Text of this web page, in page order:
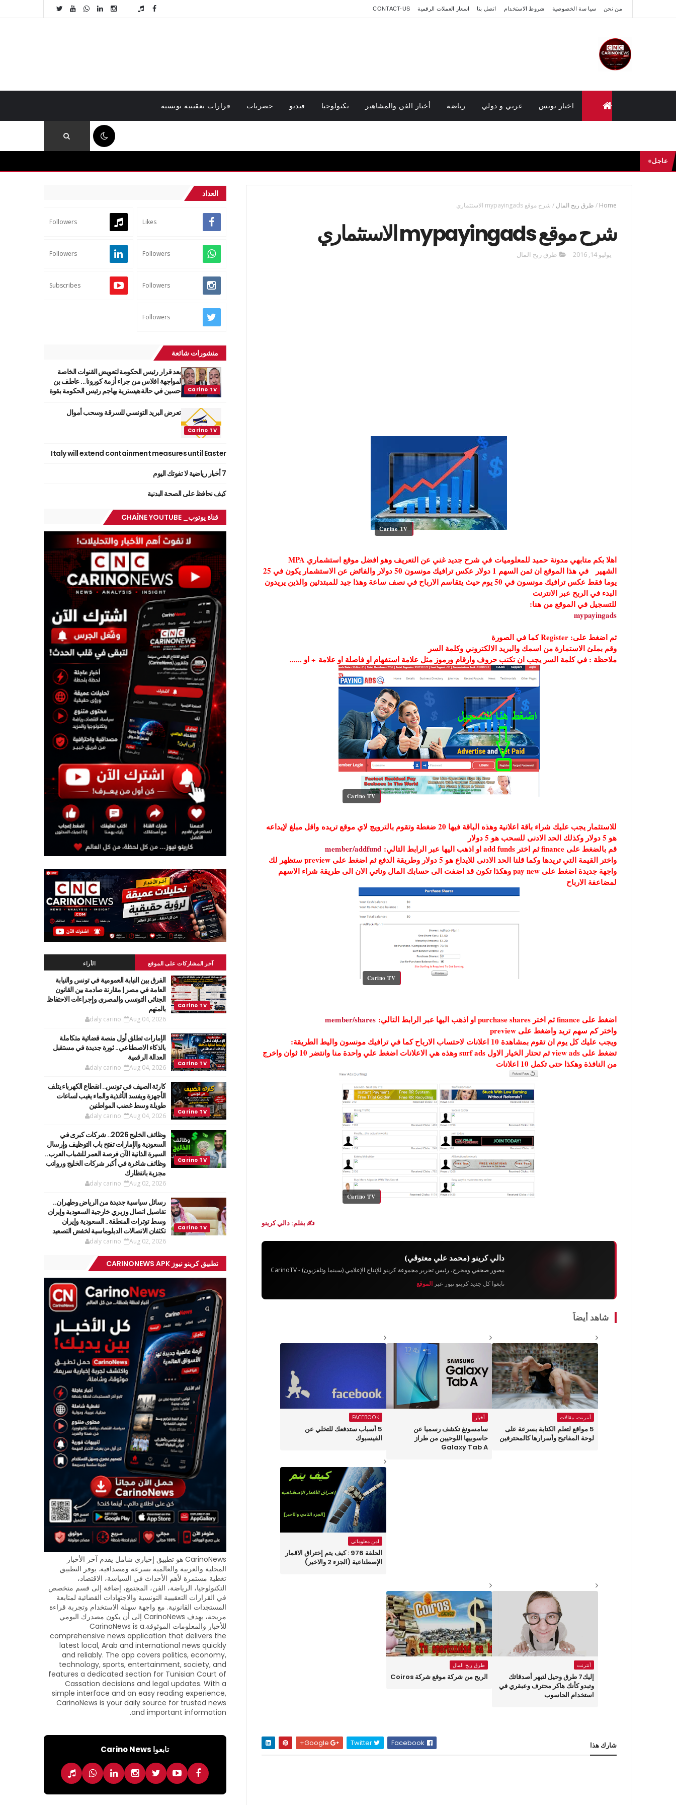
من نحن سيا سة الخصوصية شروط الاستخدام اتصل بنا اسعار العملات الرقمية CONTACT-US
اخبار تونس عربي و دولي رياضة أخبار الفن والمشاهير تكنولوجيا فيديو حصريات قرارات تعقيبية تونسية
عاجل
Home
/ طرق ربح المال / شرح موقع mypayingads الاستثماري
شرح موقع mypayingads الاستثماري
يوليو 14, 2016 طرق ربح المال
Carino TV
اهلا بكم متابهي مدونة حميد للمعلوميات في شرح جديد غني عن التعريف وهو افضل موقع استشماري MPA
الشهير في هذا الموقع ان ثمن السهم 1 دولار عكس ترافيك مونسون 50 دولار والفائض عن الاستشمار يكون في 25
يوما فقط عكس ترافيك مونسون في 50 يوم حيث يتقاسم الارباح في نصف ساعة وهذا جيد للمبتدئين والذين يريدون
البدء في الربح عبر الانترنت
للتسجيل في الموقع من هنا:
mypayingads
ثم اضغط على: Register كما في الصورة
وقم بملئ الاستمارة من اسمك والبريد الالكتروني وكلمة السر
ملاحظة : في كلمة السر يجب ان تكتب حروف وارقام ورموز مثل علامة استفهام او فاصلة او علامة + او ......
Carino TV
للاستثمار يجب عليك شراء باقة اعلانية وهذه الباقة فيها 20 ضغطة وتقوم بالترويج لاي موقع تريده واقل مبلغ لإيداعه
هو 5 دولار وكذلك الحد الادنى للسحب هو 5 دولار
قم بالضغط على finance ثم اختر add funds او اذهب اليها عبر الرابط التالي:
member/addfund
واختر القيمة التي تريدها وكما قلنا الحد الادنى للايداع هو 5 دولار وطريقة الدفع ثم اضغط على preview ستظهر لك
واجهة جديدة اضغط على pay new وهكذا تكون قد اضفت الى حسابك المال وناتي الان الى طريقة شراء الاسهم
لمضاعفة الارباح
Carino TV
اضغط على finance ثم اختر purchase shares او اذهب اليها عبر الرابط التالي:
member/shares
واختر كم سهم تريد واضغط على preview
ويجب عليك كل يوم ان تقوم بمشاهدة 10 اعلانات لاحتساب الارباح كما في ترافيك مونسون واليط الطريقة:
تضغط على view ads ثم تحتار الخيار الاول surf ads وهذه هي الاعلانات اضغط علي واحدة منا وانتضر 10 ثوان واخرج
من النافذة وهكذا حتى تكمل 10 اعلانات
Carino TV
✍️ بقلم: دالي كرينو
دالي كرينو (محمد علي معتوڨي)
مصور صحفي ومخرج، رئيس تحرير مجموعة كرينو للإنتاج الإعلامي (سينما وتلفزيون) - CarinoTV
تابعوا كل جديد كرينو نيوز عبرالموقع
شاهد أيضاً
أنترنت، مقالات
5 مواقع لتعلم الكتابة بسرعة على
لوحة المفاتيح وأسرارها كالمحترفين
أخبار
سامسونغ تكشف رسميا عن
حاسوبيها اللوحيين من طراز
Galaxy Tab A
FACEBOOK
5 أسباب ستدفعك للتخلي عن
الفيسبوك
امن معلوماتي
الحلقة 976 : كيف يتم إختراق الاقمار
الإصطناعية (الجزء 2 والاخير)
أنترنت
إليك7 طرق وحيل لتبهر أصدقائك
وتبدو كأنك هاكر محترف وعبقري في
استخدام الحاسوب
طرق ربح المال
الربح من شركة موقع شركة Coiros
شارك هذا Twitter
العداد
Likes
Followers
Followers
Followers
Followers
Subscribes
Followers
منشورات شائعة
بعد قرار رئيس الحكومة لتعويض القنوات الخاصة
لمواجهة افلاس من جراء أزمة كورونا... عاطف بن
حسين في حالة هيسترية يهاجم رئيس الحكومة بقوة
تعرض البريد التونسي للسرقة وسحب أموال
Italy will extend containment measures until Easter
7 أخبار رياضية لا تفوتك اليوم
كيف نحافظ على الصحة البدنية
قناة يوتوب_ CHAÎNE YOUTUBE
آخر المشاركات على الموقع الأراء
الفرق بين النيابة العمومية في تونس والنيابة
العامة في مصر | مقارنة صادمة بين القانون
الجنائي التونسي والمصري وإجراءات الاحتفاظ
بالمتهم
daly carino Aug 04, 2026
الإمارات تطلق أول منصة قضائية متكاملة
بالذكاء الاصطناعي.. ثورة جديدة في مستقبل
العدالة الرقمية
daly carino Aug 04, 2026
كارثة الصيف في تونس.. انقطاع الكهرباء يتلف
الأجهزة ويفسد الأغذية والماء يغيب لساعات
طويلة وسط غضب المواطنين
daly carino Aug 04, 2026
وظائف الخليج 2026.. شركات كبرى في
السعودية والإمارات تفتح باب التوظيف وإرسال
السيرة الذاتية الآن فرصة العمر للشباب العرب..
وظائف شاغرة في أكبر شركات الخليج ورواتب
مجزية بانتظارك
daly carino Aug 02, 2026
رسائل سياسية جديدة من الرياض وطهران..
تفاصيل اتصال وزيري خارجية السعودية وإيران
وسط توترات المنطقة.. السعودية وإيران
تكثفان الاتصالات الدبلوماسية لخفض التصعيد
daly carino Aug 02, 2026
تطبيق كرينو نيوز CARINONEWS APK
CarinoNews هو تطبيق إخباري شامل يقدم آخر الأخبار
المحلية والعربية والعالمية بسرعة ومصداقية. يوفر التطبيق
تغطية مستمرة لأهم الأحداث في السياسة، الاقتصاد،
التكنولوجيا، الرياضة، الفن، المجتمع، إضافة إلى قسم متخصص
في القرارات التعقيبية التونسية والاجتهادات القضائية لمتابعة
المستجدات القانونية. مع واجهة سهلة الاستخدام وتجربة قراءة
مريحة، يهدف CarinoNews إلى أن يكون مصدرك اليومي
للأخبار والمعلومات الموثوقة.CarinoNews is a
comprehensive news application that delivers the
latest local, Arab and international news quickly
and reliably. The app covers politics, economy,
technology, sports, entertainment, society, and
features a dedicated section for Tunisian Court of
Cassation decisions and legal updates. With a
simple interface and an easy reading experience,
CarinoNews is your daily source for trusted news
and important information.
تابعوا Carino News